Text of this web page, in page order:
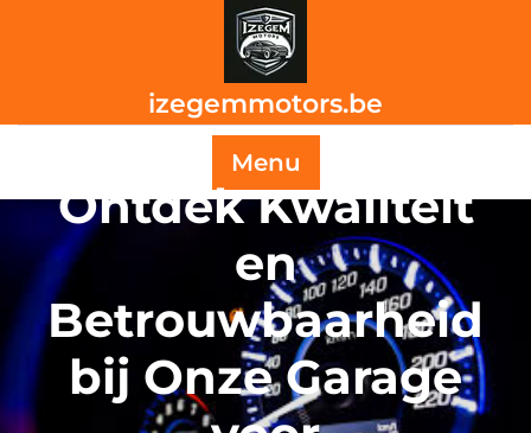
izegemmotors.be
Menu
Ontdek Kwaliteit
en
Betrouwbaarheid
bij Onze Garage